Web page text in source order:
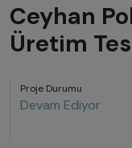
Ceyhan
Üretim
Proje Durumu
Devam Ediyor